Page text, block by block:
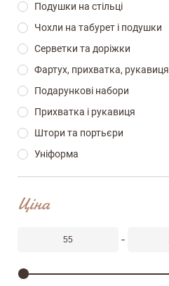
Подушки на стільці
Чохли на табурет і подушки
Серветки та дорiжки
Фартух, прихватка, рукавиця
Подарункові набори
Прихватка і рукавиця
Штори та портьєри
Уніформа
Ціна